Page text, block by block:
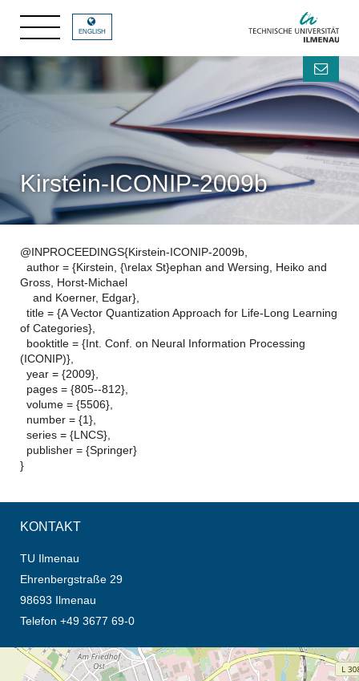
ENGLISH
Kirstein-ICONIP-2009b
@INPROCEEDINGS{Kirstein-ICONIP-2009b,
author = {Kirstein, {\relax St}ephan and Wersing, Heiko and
Gross, Horst-Michael
and Koerner, Edgar},
title = {A Vector Quantization Approach for Life-Long Learning
of Categories},
booktitle = {Int. Conf. on Neural Information Processing
(ICONIP)},
year = {2009},
pages = {805--812},
volume = {5506},
number = {1},
series = {LNCS},
publisher = {Springer}
}
KONTAKT
TU Ilmenau
Ehrenbergstraße 29
98693 Ilmenau
Telefon +49 3677 69-0
Öffnet die Anfahrtsbeschreibung in neuem Tab (Karte)